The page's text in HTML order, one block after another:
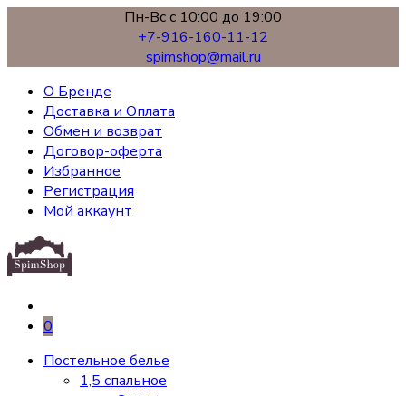
Пн-Вс с 10:00 до 19:00
+7-916-160-11-12
spimshop@mail.ru
О Бренде
Доставка и Оплата
Обмен и возврат
Договор-оферта
Избранное
Регистрация
Мой аккаунт
0
Постельное белье
1,5 спальное